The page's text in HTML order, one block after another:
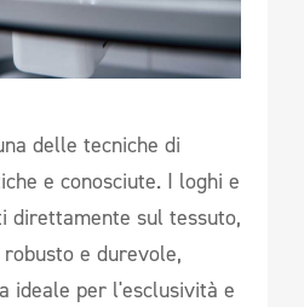
delle tecniche di
e conosciute. I loghi e
direttamente sul tessuto,
e durevole,
ideale per l'esclusività e